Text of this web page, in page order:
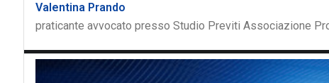
Valentina Prando
praticante avvocato presso Studio Previti Associazione